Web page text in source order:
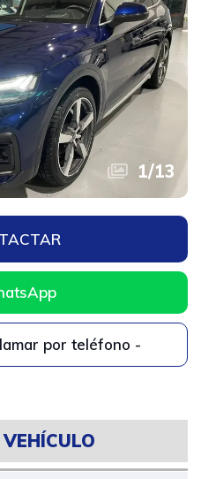
1/13
*** - Llamar por teléfono -